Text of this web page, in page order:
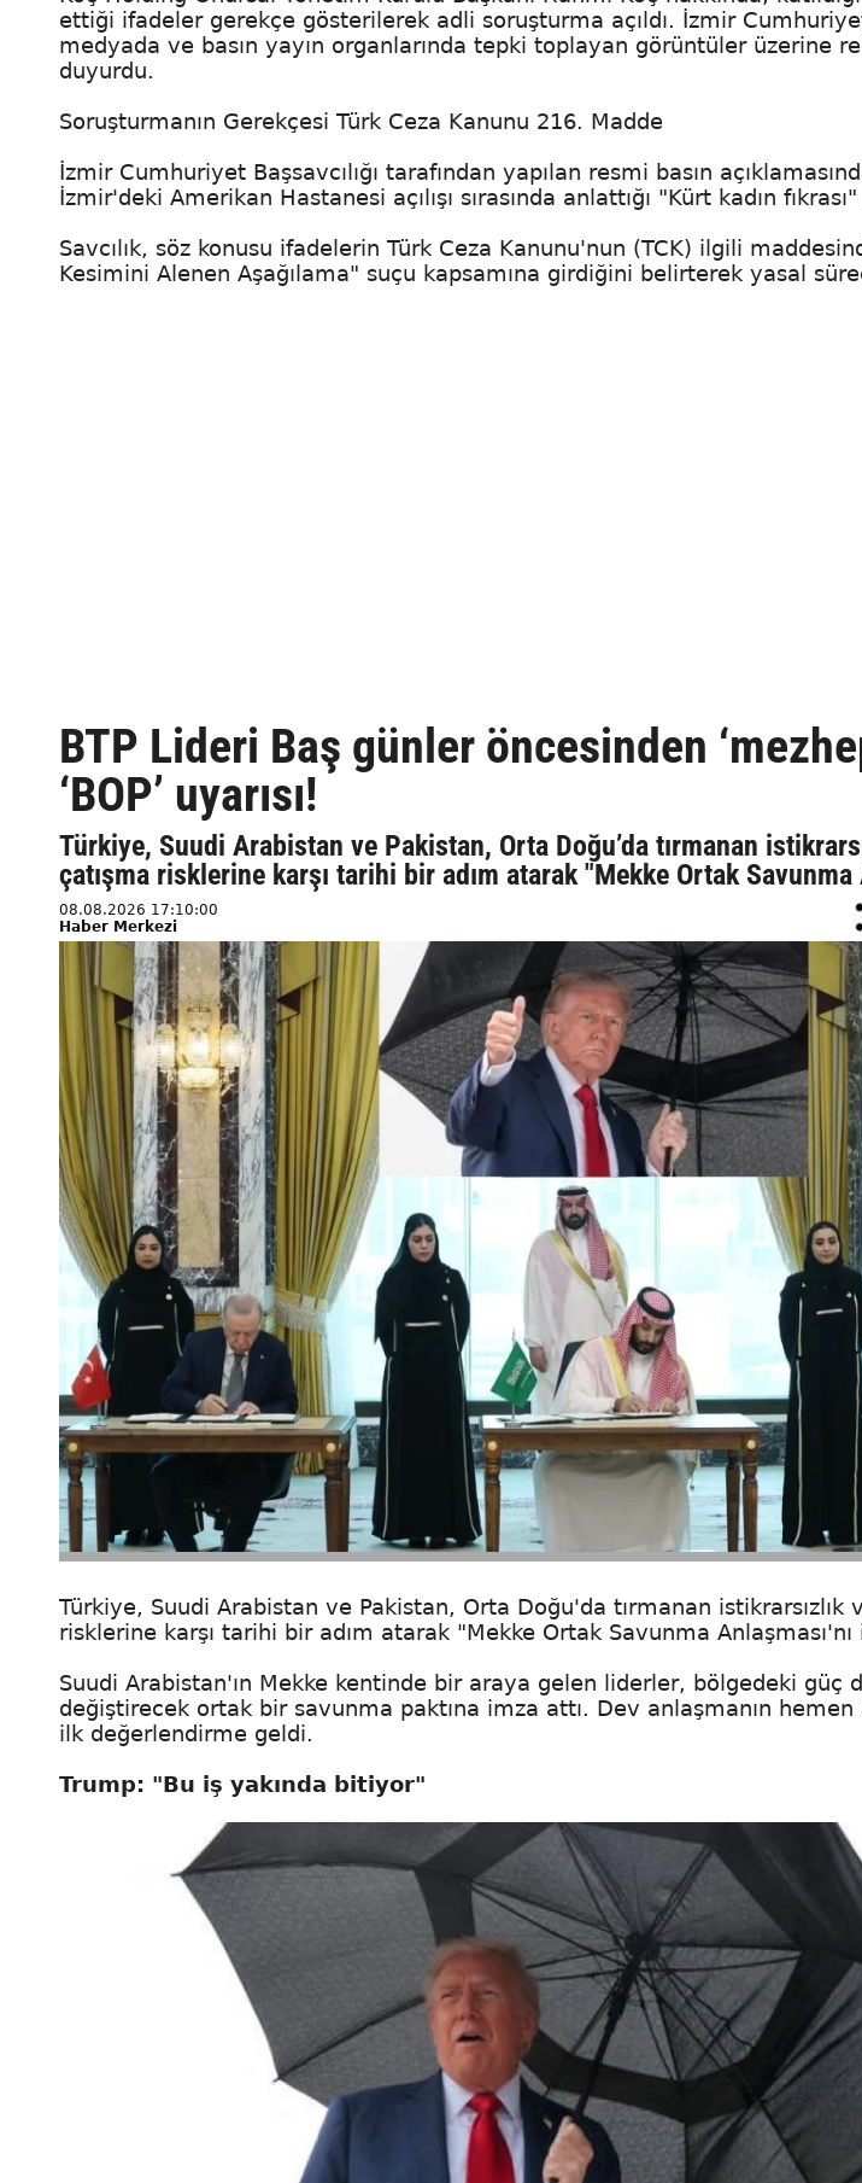
ettiği ifadeler gerekçe gösterilerek adli soruşturma açıldı. İzmir Cumhuriyet
medyada ve basın yayın organlarında tepki toplayan görüntüler üzerine
duyurdu.
Soruşturmanın Gerekçesi Türk Ceza Kanunu 216. Madde
İzmir Cumhuriyet Başsavcılığı tarafından yapılan resmi basın
İzmir'deki Amerikan Hastanesi açılışı sırasında anlattığı "Kürt kadın
Savcılık, söz konusu ifadelerin Türk Ceza Kanunu'nun (TCK) ilgili
Kesimini Alenen Aşağılama" suçu kapsamına girdiğini belirterek yasal
BTP Lideri Baş günler öncesinden
‘BOP’ uyarısı!
Türkiye, Suudi Arabistan ve Pakistan, Orta Doğu’da tırmanan
çatışma risklerine karşı tarihi bir adım atarak "Mekke Ortak Savunma
08.08.2026 17:10:00
Haber Merkezi
Türkiye, Suudi Arabistan ve Pakistan, Orta Doğu'da tırmanan istikrarsızlık
risklerine karşı tarihi bir adım atarak "Mekke Ortak Savunma Anlaşması'nı
Suudi Arabistan'ın Mekke kentinde bir araya gelen liderler, bölgedeki güç
değiştirecek ortak bir savunma paktına imza attı. Dev anlaşmanın hemen
ilk değerlendirme geldi.
Trump: "Bu iş yakında bitiyor"